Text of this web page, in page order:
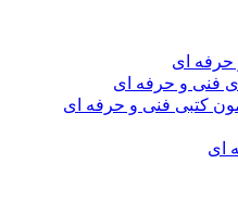
حرفه ای
فنی و حرفه ای
کتبی فنی و حرفه ای
ای